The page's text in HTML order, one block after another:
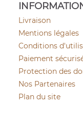
Livraison
Mentions légales
Conditions
Paiement
Protection des
Nos Partenaires
Plan du site